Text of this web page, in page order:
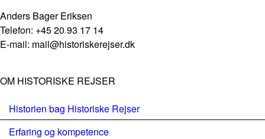
Anders Bager Eriksen
Telefon: +45 20 93 17 14
E-mail: mail@historiskerejser.dk
OM HISTORISKE REJSER
Historien bag Historiske Rejser
Erfaring og kompetence